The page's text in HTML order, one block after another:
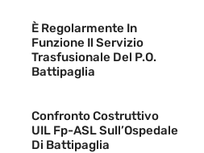
È Regolarmente In
Funzione Il Servizio
Trasfusionale Del P.O.
Battipaglia
Confronto Costruttivo
UIL Fp-ASL Sull’Ospedale
Di Battipaglia